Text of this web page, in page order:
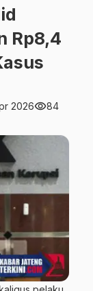
Rp8,4
2026visibility84